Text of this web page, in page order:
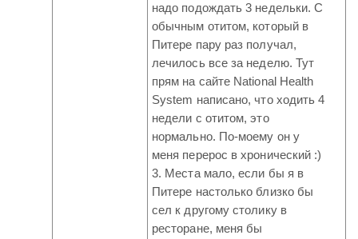
надо подождать 3 недельки. С
обычным отитом, который в
Питере пару раз получал,
лечилось все за неделю. Тут
прям на сайте National Health
System написано, что ходить 4
недели с отитом, это
нормально. По-моему он у
меня перерос в хронический :)
3. Места мало, если бы я в
Питере настолько близко бы
сел к другому столику в
ресторане, меня бы